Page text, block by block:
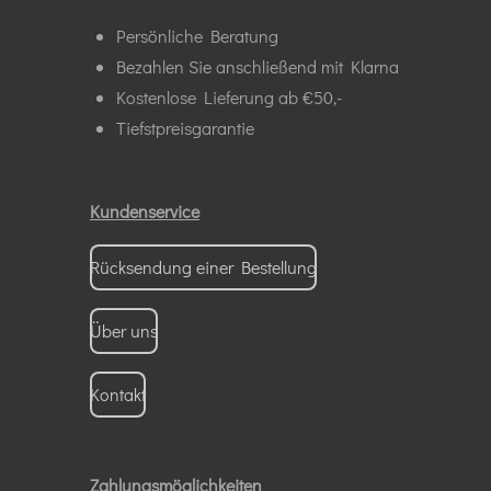
Persönliche Beratung
Bezahlen Sie anschließend mit Klarna
Kostenlose Lieferung ab €50,-
Tiefstpreisgarantie
Kundenservice
Rücksendung einer Bestellung
Über uns
Kontakt
Zahlungsmöglichkeiten